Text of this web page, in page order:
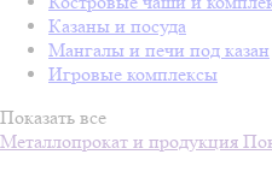
Казаны и посуда
Мангалы и печи под казан
Игровые комплексы
Показать все
Металлопрокат и продукция